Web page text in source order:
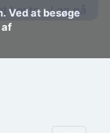
Ved at besøge
af
konto Log på